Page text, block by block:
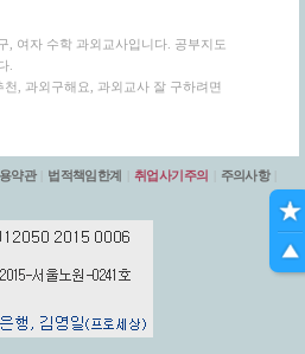
, 여자 수학 과외교사입니다. 공부지도
.
, 과외구해요, 과외교사 잘 구하려면
약관 법적책임한계 취업사기주의 주의사항